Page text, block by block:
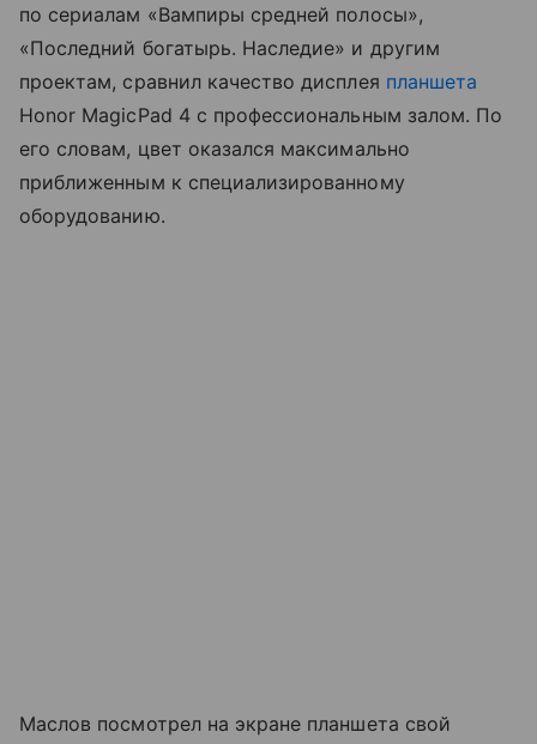
по сериалам «Вампиры средней полосы»,
«Последний богатырь. Наследие» и другим
проектам, сравнил качество дисплея планшета
Honor MagicPad 4 с профессиональным залом. По
его словам, цвет оказался максимально
приближенным к специализированному
оборудованию.
Маслов посмотрел на экране планшета свой